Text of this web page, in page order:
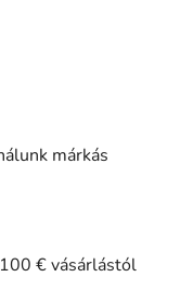
márkás
€ vásárlástól